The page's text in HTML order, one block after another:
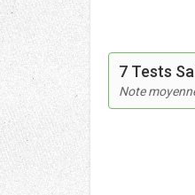
7 Tests
Note